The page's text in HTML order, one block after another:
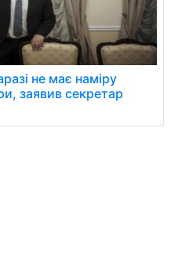
не має наміру
заявив секретар